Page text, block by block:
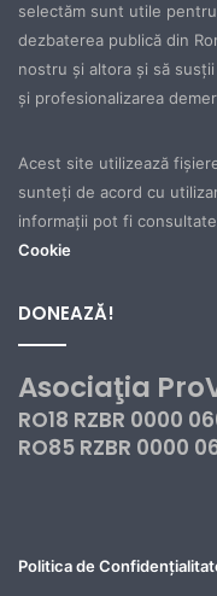
selectăm sunt utile
dezbaterea publică din
nostru şi altora şi să
şi profesionalizarea
Acest site utilizează
sunteți de acord cu
informații pot fi
Cookie
DONEAZĂ!
Asociaţia
RO18 RZBR 0000
RO85 RZBR 0000
Politica de